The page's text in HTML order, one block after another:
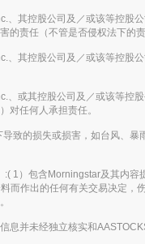
其控股公司及／或该等控股
责任（不管是否侵权法下的
其控股公司及／或该等控股
或其控股公司及／或该等控
对任何人承担责任。
的损失或损害，如台风、
1）包含Morningstar及其内
作出的任何有关交易决定，
并未经独立核实和